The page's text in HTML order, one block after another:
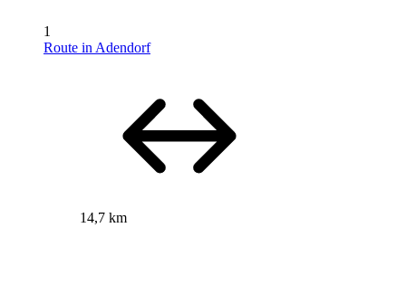
1
Route in Adendorf
14,7 km